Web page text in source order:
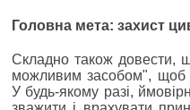
Головна мета: захист
Складно також довести,
можливим засобом", щоб
У будь-якому разі,